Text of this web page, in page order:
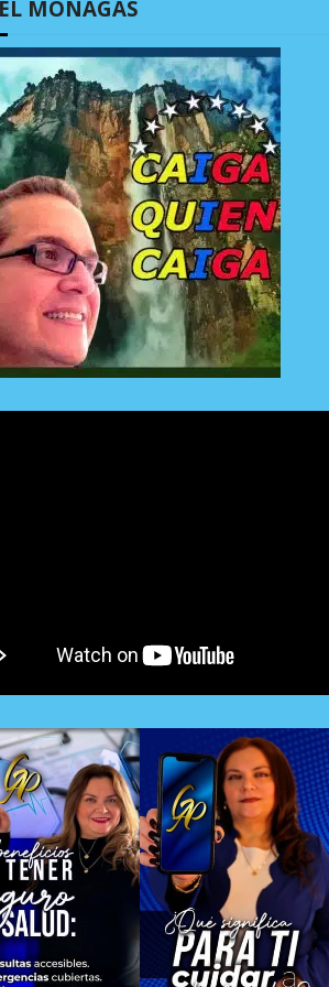
MONAGAS